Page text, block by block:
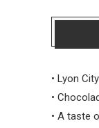
• Lyon
•
• A taste